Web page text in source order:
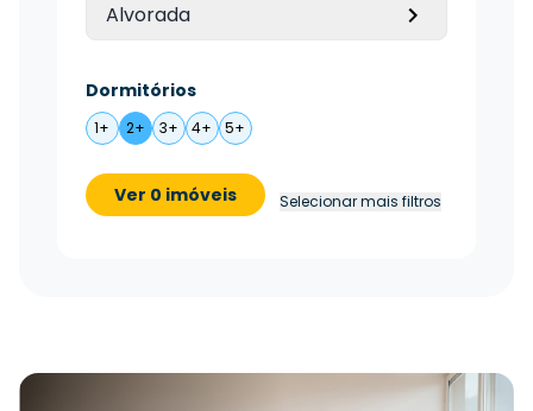
Alvorada
Dormitórios
1+ 2+ 3+ 4+ 5+
Ver 0 imóveis Selecionar mais filtros